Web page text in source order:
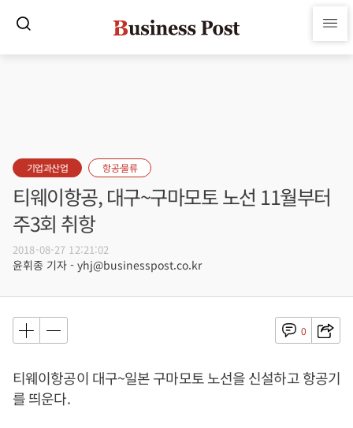
기업과산업 항공·물류
티웨이항공, 대구~구마모토 노선 11월부터
주3회 취항
2018-08-27 12:21:02
윤휘종 기자 - yhj@businesspost.co.kr
0
티웨이항공이 대구~일본 구마모토 노선을 신설하고 항공기
를 띄운다.